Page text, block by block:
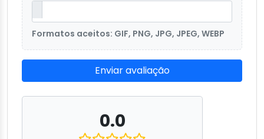
Formatos aceitos: GIF, PNG, JPG, JPEG, WEBP
Enviar avaliação
0.0